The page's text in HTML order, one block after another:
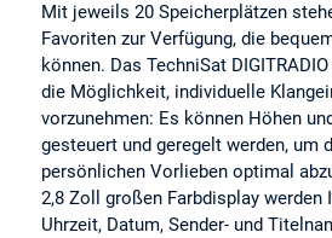
Mit jeweils 20 Speicherplätzen
Favoriten zur Verfügung, die
können. Das TechniSat
die Möglichkeit, individuelle
vorzunehmen: Es können Höhen
gesteuert und geregelt werden, um
persönlichen Vorlieben optimal
2,8 Zoll großen Farbdisplay
Uhrzeit, Datum, Sender- und